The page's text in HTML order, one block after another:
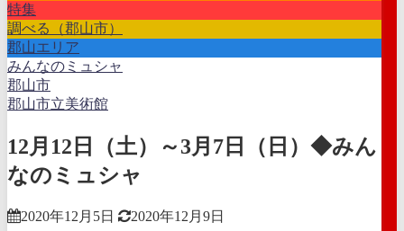
特集
調べる（郡山市）
郡山エリア
みんなのミュシャ
郡山市
郡山市立美術館
12月12日（土）～3月7日（日）◆みん
なのミュシャ
2020年12月5日 2020年12月9日